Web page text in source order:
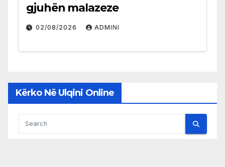
gjuhën malazeze
02/08/2026 ADMINI
Kërko Në Ulqini Online